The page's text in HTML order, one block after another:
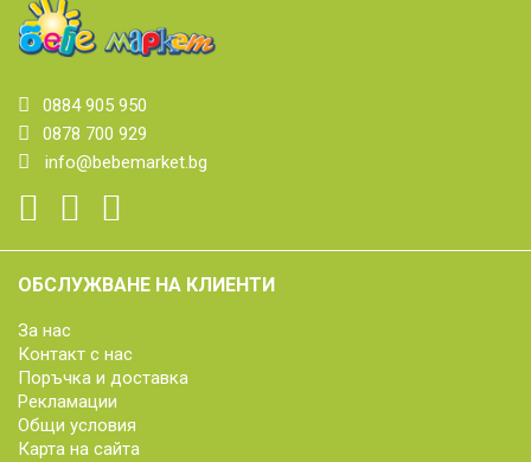
0884 905 950
0878 700 929
info@bebemarket.bg
ОБСЛУЖВАНЕ НА КЛИЕНТИ
За нас
Контакт с нас
Поръчка и доставка
Рекламации
Общи условия
Карта на сайта